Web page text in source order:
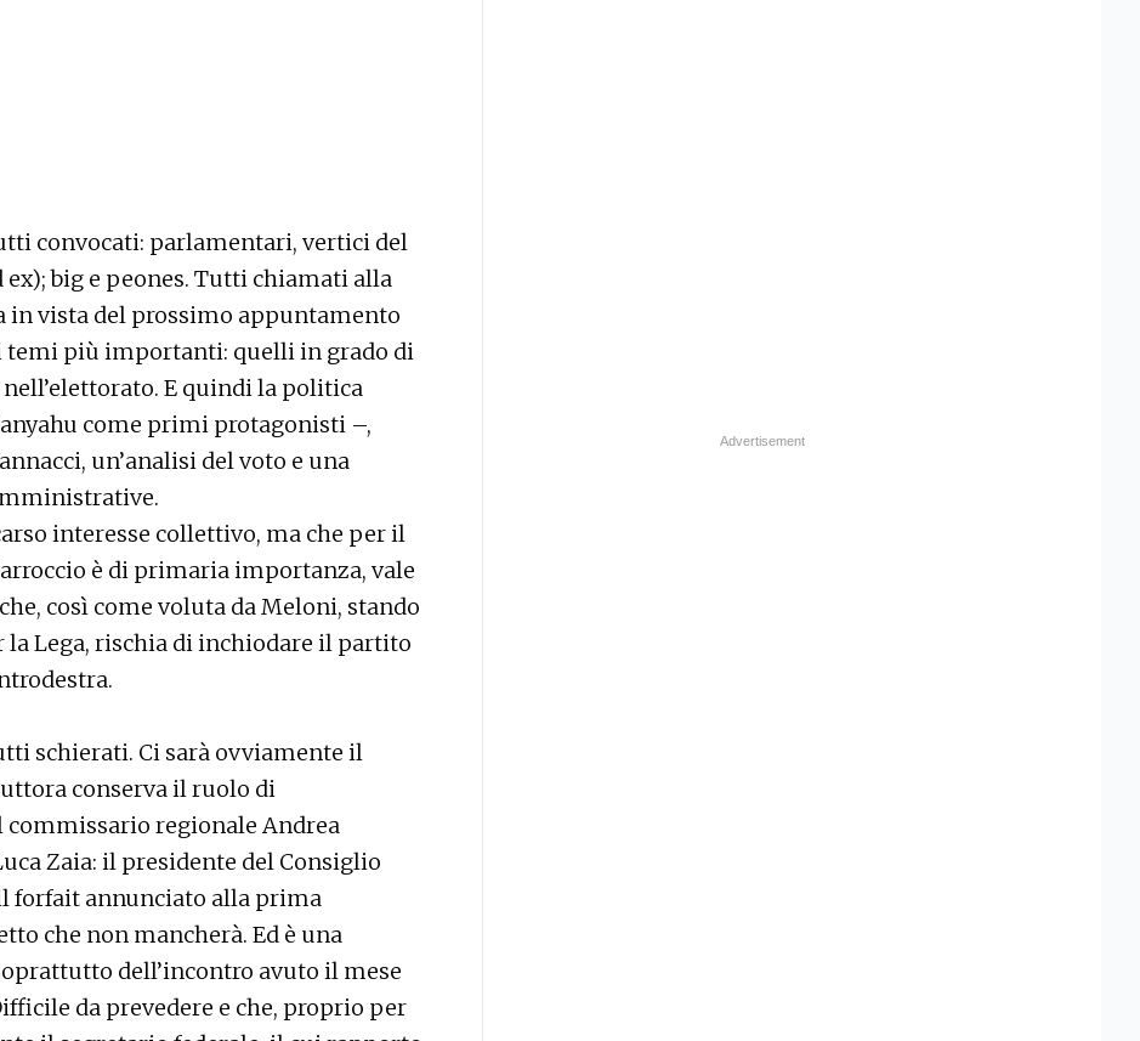
convocati: parlamentari, vertici del
big e peones. Tutti chiamati alla
in vista del prossimo appuntamento
temi più importanti: quelli in grado di
E quindi la politica
come primi protagonisti –,
un’analisi del voto e una
interesse collettivo, ma che per il
è di primaria importanza, vale
così come voluta da Meloni, stando
la Lega, rischia di inchiodare il partito
schierati. Ci sarà ovviamente il
conserva il ruolo di
commissario regionale Andrea
Zaia: il presidente del Consiglio
forfait annunciato alla prima
che non mancherà. Ed è una
dell’incontro avuto il mese
da prevedere e che, proprio per